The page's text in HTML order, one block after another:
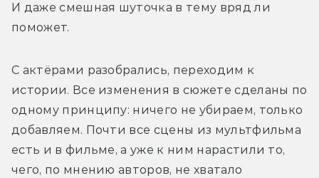
И даже смешная шуточка в тему вряд ли
поможет.
С актёрами разобрались, переходим к
истории. Все изменения в сюжете сделаны по
одному принципу: ничего не убираем, только
добавляем. Почти все сцены из мультфильма
есть и в фильме, а уже к ним нарастили то,
чего, по мнению авторов, не хватало